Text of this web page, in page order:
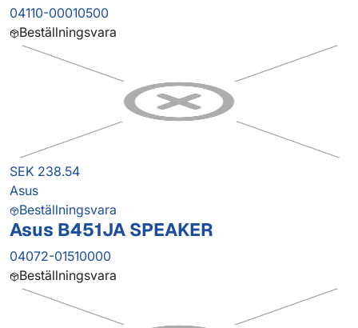
04110-00010500
Beställningsvara
SEK 238.54
Asus
Beställningsvara
Asus B451JA SPEAKER
04072-01510000
Beställningsvara